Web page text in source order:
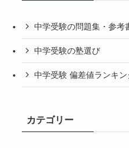
中学受験の問題集・参考
中学受験の塾選び
中学受験 偏差値ランキン
カテゴリー